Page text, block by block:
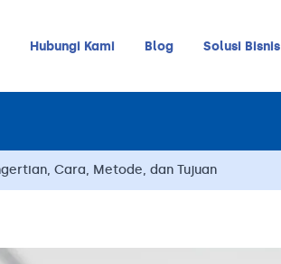
Online Order Management
Hubungi Kami Blog Solusi Bisnis
Cara, Metode, dan Tujuan